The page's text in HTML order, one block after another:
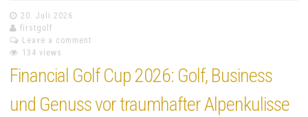
20. Juli 2026
firstgolf
Leave a comment
134 views
Financial Golf Cup 2026: Golf, Business
und Genuss vor traumhafter Alpenkulisse